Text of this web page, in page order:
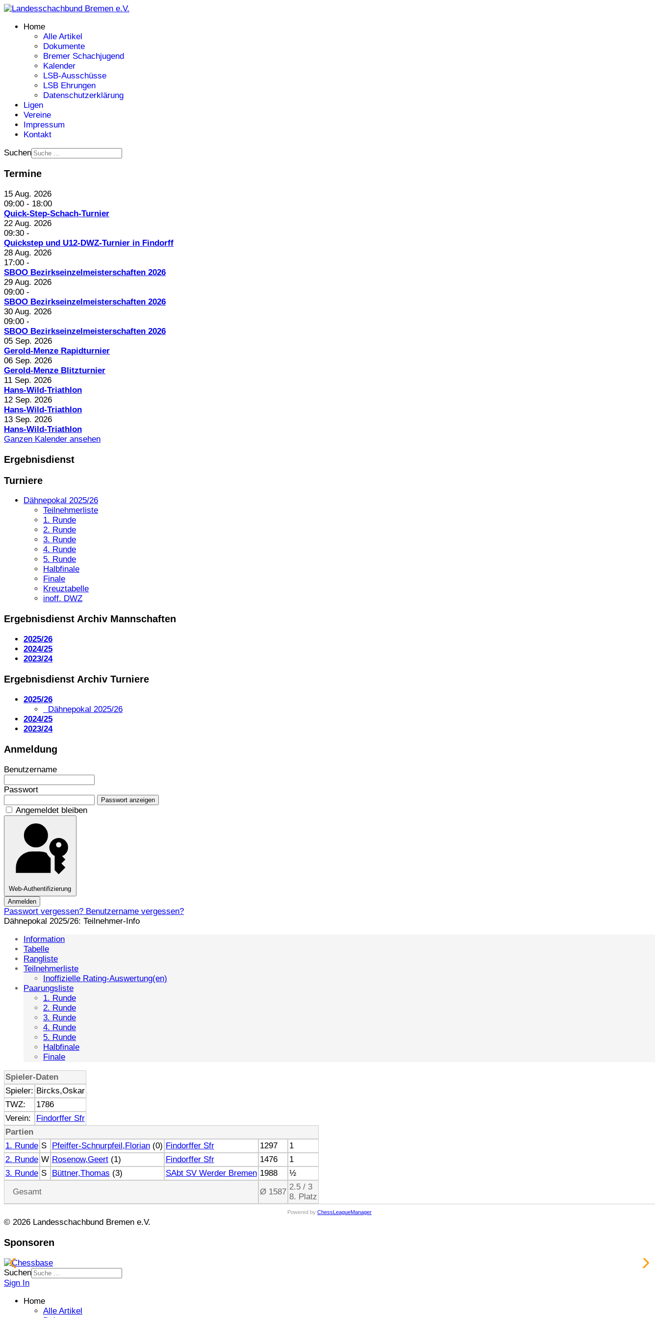
Home
Alle Artikel
Dokumente
Bremer Schachjugend
Kalender
LSB-Ausschüsse
LSB Ehrungen
Datenschutzerklärung
Ligen
Vereine
Impressum
Kontakt
Suchen
Termine
15 Aug. 2026
09:00 - 18:00
Quick-Step-Schach-Turnier
22 Aug. 2026
09:30 -
Quickstep und U12-DWZ-Turnier in Findorff
28 Aug. 2026
17:00 -
SBOO Bezirkseinzelmeisterschaften 2026
29 Aug. 2026
09:00 -
SBOO Bezirkseinzelmeisterschaften 2026
30 Aug. 2026
09:00 -
SBOO Bezirkseinzelmeisterschaften 2026
05 Sep. 2026
Gerold-Menze Rapidturnier
06 Sep. 2026
Gerold-Menze Blitzturnier
11 Sep. 2026
Hans-Wild-Triathlon
12 Sep. 2026
Hans-Wild-Triathlon
13 Sep. 2026
Hans-Wild-Triathlon
Ganzen Kalender ansehen
Ergebnisdienst
Turniere
Dähnepokal 2025/26
Teilnehmerliste
1. Runde
2. Runde
3. Runde
4. Runde
5. Runde
Halbfinale
Finale
Kreuztabelle
inoff. DWZ
Ergebnisdienst Archiv Mannschaften
2025/26
2024/25
2023/24
Ergebnisdienst Archiv Turniere
2025/26
Dähnepokal 2025/26
2024/25
2023/24
Anmeldung
Benutzername
Passwort
Passwort anzeigen
Angemeldet bleiben
Web-Authentifizierung
Anmelden
Passwort vergessen? Benutzername vergessen?
Dähnepokal 2025/26: Teilnehmer-Info
Information
Tabelle
Rangliste
Teilnehmerliste
Inoffizielle Rating-Auswertung(en)
Paarungsliste
1. Runde
2. Runde
3. Runde
4. Runde
5. Runde
Halbfinale
Finale
Spieler-Daten
Spieler: Bircks,Oskar
TWZ:
1786
Verein:
Findorffer Sfr
Partien
1. Runde S Pfeiffer-Schnurpfeil,Florian(0) Findorffer Sfr 1297
1
2. Runde W Rosenow,Geert(1) Findorffer Sfr 1476
1
3. Runde S Büttner,Thomas (3) SAbt SV Werder Bremen 1988
½
Gesamt
Ø 1587
2.5 / 3
8. Platz
Powered by ChessLeagueManager
© 2026 Landesschachbund Bremen e.V.
Sponsoren
Suchen
Sign In
Home
Alle Artikel